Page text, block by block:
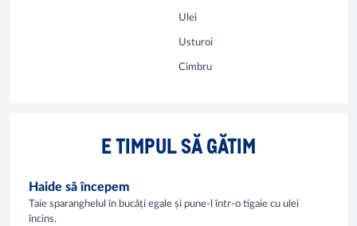
Ulei
Usturoi
Cimbru
E TIMPUL SĂ GĂTIM
Haide să începem
Taie sparanghelul în bucăți egale și pune-l într-o tigaie cu ulei
încins.